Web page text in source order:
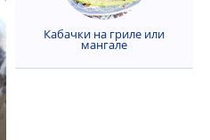
Кабачки на гриле или
мангале